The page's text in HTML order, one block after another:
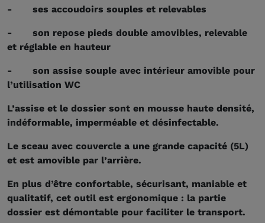
- ses accoudoirs souples et relevables
- son repose pieds double amovibles, relevable
et réglable en hauteur
- son assise souple avec intérieur amovible pour
l’utilisation WC
L’assise et le dossier sont en mousse haute densité,
indéformable, imperméable et désinfectable.
Le sceau avec couvercle a une grande capacité (5L)
et est amovible par l’arrière.
En plus d’être confortable, sécurisant, maniable et
qualitatif, cet outil est ergonomique : la partie
dossier est démontable pour faciliter le transport.